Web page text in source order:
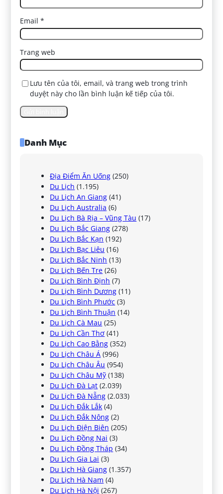
Email*
Trang web
Lưu tên của tôi, email, và trang web trong trình
duyệt này cho lần bình luận kế tiếp của tôi.
Danh Mục
Địa Điểm Ăn Uống (250)
Du Lịch (1.195)
Du Lịch An Giang (41)
Du Lịch Australia (6)
Du Lịch Bà Rịa – Vũng Tàu (17)
Du Lịch Bắc Giang (278)
Du Lịch Bắc Kạn (192)
Du Lịch Bạc Liêu (16)
Du Lịch Bắc Ninh (13)
Du Lịch Bến Tre (26)
Du Lịch Bình Định (7)
Du Lịch Bình Dương (11)
Du Lịch Bình Phước (3)
Du Lịch Bình Thuận (14)
Du Lịch Cà Mau (25)
Du Lịch Cần Thơ (41)
Du Lịch Cao Bằng (352)
Du Lịch Châu Á (996)
Du Lịch Châu Âu (954)
Du Lịch Châu Mỹ (138)
Du Lịch Đà Lạt (2.039)
Du Lịch Đà Nẵng (2.033)
Du Lịch Đắk Lắk (4)
Du Lịch Đắk Nông (2)
Du Lịch Điện Biên (205)
Du Lịch Đồng Nai (3)
Du Lịch Đồng Tháp (34)
Du Lịch Gia Lai (3)
Du Lịch Hà Giang (1.357)
Du Lịch Hà Nam (4)
Du Lịch Hà Nội (267)